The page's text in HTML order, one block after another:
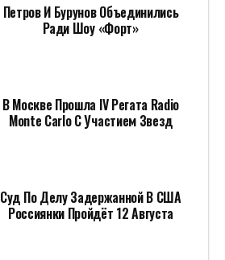
Петров И Бурунов Объединились
Ради Шоу «Форт»
В Москве Прошла IV Регата Radio
Monte Carlo С Участием Звезд
Суд По Делу Задержанной В США
Россиянки Пройдёт 12 Августа